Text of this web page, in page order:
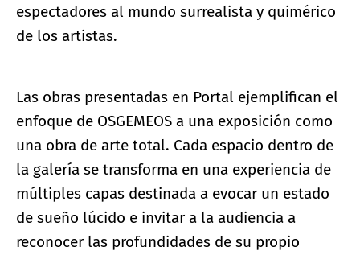
espectadores al mundo surrealista y quimérico
de los artistas.
Las obras presentadas en Portal ejemplifican el
enfoque de OSGEMEOS a una exposición como
una obra de arte total. Cada espacio dentro de
la galería se transforma en una experiencia de
múltiples capas destinada a evocar un estado
de sueño lúcido e invitar a la audiencia a
reconocer las profundidades de su propio